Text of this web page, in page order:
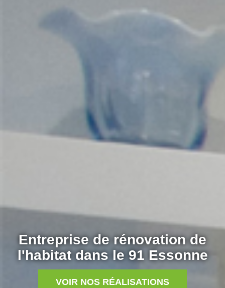
Entreprise de rénovation de
l'habitat dans le 91 Essonne
VOIR NOS RÉALISATIONS